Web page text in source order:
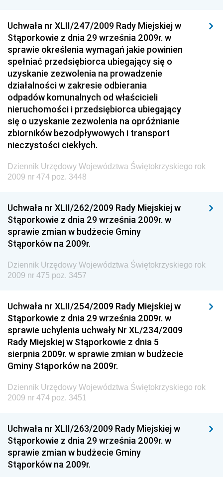
Dziennik Urzędowy Wyższego Urzędu Górniczego
Dziennik Urzędowy Prezesa Urzędu Transportu
Kolejowego
Dziennik Urzędowy Ministra Przedsiębiorczości i
Technologii
Dziennik Urzędowy Ministra Inwestycji i Rozwoju
Dziennik Urzędowy Naczelnego Dyrektora Archiwów
Państwowych
Dziennik Urzędowy Ministra Finansów, Inwestycji i
Dziennik Urzędowy Ministra Klimatu
Dziennik Urzędowy Ministra Funduszy i Polityki
Regionalnej
Dziennik Urzędowy Ministra Aktywów Państwowych
Dziennik Urzędowy Ministra Zdrowia
Dziennik Urzędowy Ministra Środowiska i Głównego
Inspektora Ochrony Środowiska
Dziennik Urzędowy Ministerstwa Kultury, Dziedzictwa
Narodowego i Sportu
Dziennik Urzędowy Ministra Finansów, Funduszy i
Polityki Regionalnej
Dziennik Urzędowy Ministra Rozwoju, Pracy i
Technologii
Dziennik Urzędowy Ministra Kultury, Dziedzictwa
Dziennik Urzędowy Ministra Rodziny i Polityki
Społecznej
Dziennik Urzędowy Komendy Głównej Straży
Granicznej
Uchwała nr XLII/247/2009 Rady Miejskiej w
Stąporkowie z dnia 29 września 2009r. w
sprawie określenia wymagań jakie powinien
spełniać przedsiębiorca ubiegający się o
uzyskanie zezwolenia na prowadzenie
działalności w zakresie odbierania
odpadów komunalnych od właścicieli
nieruchomości i przedsiębiorca ubiegający
się o uzyskanie zezwolenia na opróżnianie
zbiorników bezodpływowych i transport
nieczystości ciekłych.
Dziennik Urzędowy Województwa Świętokrzyskiego rok
2009 nr 474 poz. 3448
Uchwała nr XLII/262/2009 Rady Miejskiej w
Stąporkowie z dnia 29 września 2009r. w
sprawie zmian w budżecie Gminy
Stąporków na 2009r.
Dziennik Urzędowy Województwa Świętokrzyskiego rok
2009 nr 475 poz. 3457
Uchwała nr XLII/254/2009 Rady Miejskiej w
Stąporkowie z dnia 29 września 2009r. w
sprawie uchylenia uchwały Nr XL/234/2009
Rady Miejskiej w Stąporkowie z dnia 5
sierpnia 2009r. w sprawie zmian w budżecie
Gminy Stąporków na 2009r.
Dziennik Urzędowy Województwa Świętokrzyskiego rok
2009 nr 474 poz. 3451
Uchwała nr XLII/263/2009 Rady Miejskiej w
Stąporkowie z dnia 29 września 2009r. w
sprawie zmian w budżecie Gminy
Stąporków na 2009r.